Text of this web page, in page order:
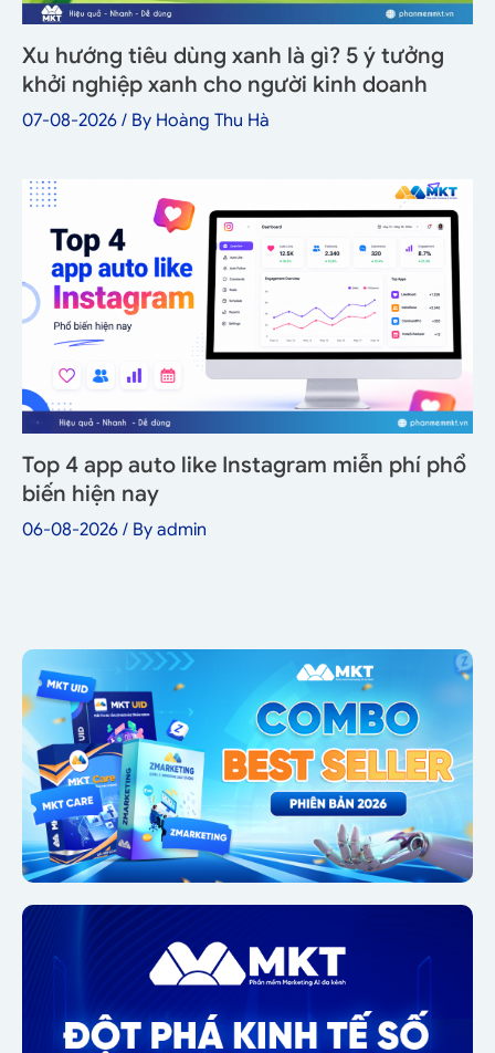
Xu hướng tiêu dùng xanh là gì? 5 ý tưởng
khởi nghiệp xanh cho người kinh doanh
07-08-2026 / By Hoàng Thu Hà
Top 4 app auto like Instagram miễn phí phổ
biến hiện nay
06-08-2026 / By admin